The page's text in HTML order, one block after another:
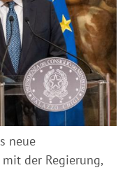
neue
der Regierung,